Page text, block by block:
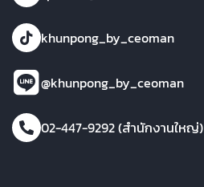
khunpong_by_ceoman
@khunpong_by_ceoman
02-447-9292 (สำนักงานใหญ่)